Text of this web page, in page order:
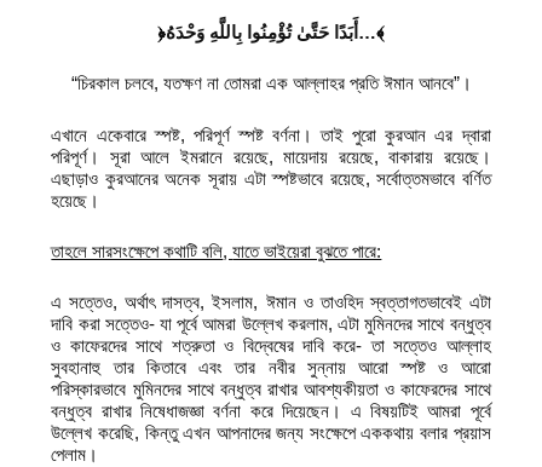
﴿أَبَدًا حَتَّىٰ تُؤْمِنُوا بِاللَّهِ وَحْدَهُ…﴾
“চিরকাল চলবে, যতক্ষণ না তোমরা এক আল্লাহর প্রতি ঈমান আনবে”।
এখানে একেবারে স্পষ্ট, পরিপূর্ণ স্পষ্ট বর্ণনা। তাই পুরো কুরআন এর দ্বারা
পরিপূর্ণ। সূরা আলে ইমরানে রয়েছে, মায়েদায় রয়েছে, বাকারায় রয়েছে।
এছাড়াও কুরআনের অনেক সূরায় এটা স্পষ্টভাবে রয়েছে, সর্বোত্তমভাবে বর্ণিত
হয়েছে।
তাহলে সারসংক্ষেপে কথাটি বলি,যাতে ভাইয়েরা বুঝতে পারে:
এ সত্তেও, অর্থাৎ দাসত্ব, ইসলাম, ঈমান ও তাওহিদ স্বত্তাগতভাবেই এটা
দাবি করা সত্তেও- যা পূর্বে আমরা উল্লেখ করলাম, এটা মুমিনদের সাথে বন্ধুত্ব
ও কাফেরদের সাথে শত্রুতা ও বিদ্বেষের দাবি করে- তা সত্তেও আল্লাহ
সুবহানাহু তার কিতাবে এবং তার নবীর সুন্নায় আরো স্পষ্ট ও আরো
পরিস্কারভাবে মুমিনদের সাথে বন্ধুত্ব রাখার আবশ্যকীয়তা ও কাফেরদের সাথে
বন্ধুত্ব রাখার নিষেধাজজ্ঞা বর্ণনা করে দিয়েছেন। এ বিষয়টিই আমরা পূর্বে
উল্লেখ করেছি, কিন্তু এখন আপনাদের জন্য সংক্ষেপে এককথায় বলার প্রয়াস
পেলাম।